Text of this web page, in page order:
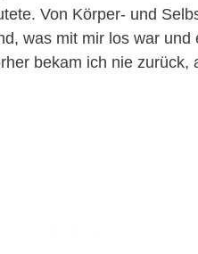
Von Körper- und
was mit mir los war
bekam ich nie